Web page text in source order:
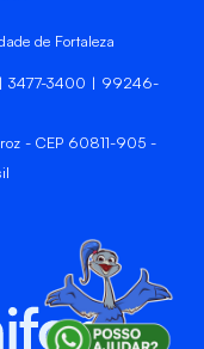
de Fortaleza
| 3477-3400 | 99246-
- CEP 60811-905 -